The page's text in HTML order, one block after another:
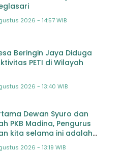
2026 - 14:57 WIB
Beringin Jaya Diduga
PETI di Wilayah
2026 - 13:40 WIB
Dewan Syuro dan
PKB Madina, Pengurus
kita selama ini adalah
2026 - 13:19 WIB